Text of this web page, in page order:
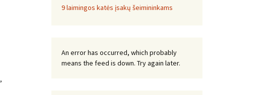
,
9 laimingos katės įsakų šeimininkams
An error has occurred, which probably
means the feed is down. Try again later.